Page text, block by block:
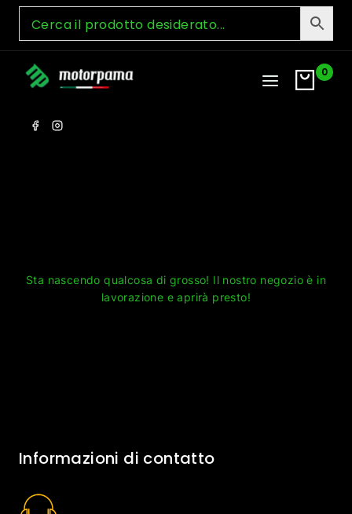
Skip
content
0
Sta nascendo qualcosa di grosso! Il nostro negozio è in
lavorazione e aprirà presto!
Informazioni di contatto